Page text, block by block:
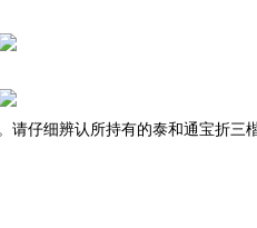
仔细辨认所持有的泰和通宝折